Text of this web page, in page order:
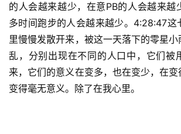
的人会越来越少，在意PB的人会越来越
多时间跑步的人会越来越少。4:28:47这
里慢慢发散开来，被这一天落下的零星
乱，分别出现在不同的人口中，它们被
来，它们的意义在变多，也在变少，在变
变得毫无意义。除了在我心里。